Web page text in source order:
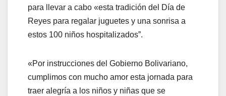
para llevar a cabo «esta tradición del Día de
Reyes para regalar juguetes y una sonrisa a
estos 100 niños hospitalizados”.
«Por instrucciones del Gobierno Bolivariano,
cumplimos con mucho amor esta jornada para
traer alegría a los niños y niñas que se